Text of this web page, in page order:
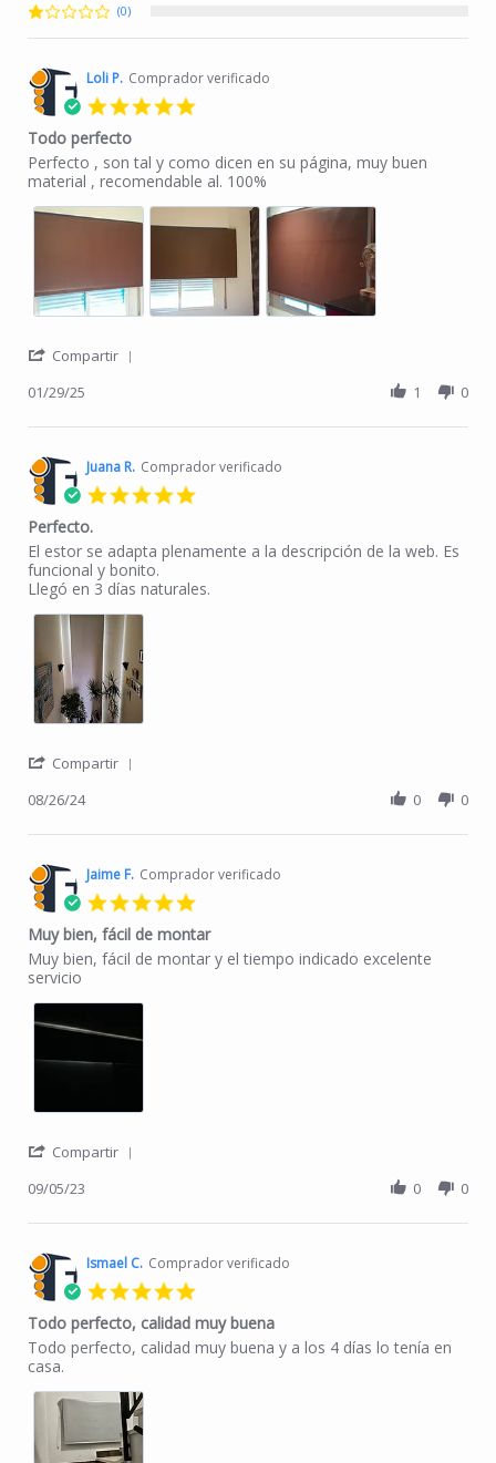
(0)
Loli P. Comprador verificado
Todo perfecto
Review by Loli P. on 29 Jan 2025
review stating Todo perfecto
Perfecto , son tal y como dicen en su página, muy buen
material , recomendable al. 100%
Compartir
01/29/25 1 0
Juana R. Comprador verificado
Perfecto.
Review by Juana R. on 26 Aug 2024
review stating Perfecto.
El estor se adapta plenamente a la descripción de la web. Es
funcional y bonito.
Llegó en 3 días naturales.
Compartir
08/26/24 0 0
Jaime F. Comprador verificado
Muy bien, fácil de montar
Review by Jaime F. on 5 Sep 2023
review stating Muy bien, fácil de montar
Muy bien, fácil de montar y el tiempo indicado excelente
servicio
Compartir
09/05/23 0 0
Ismael C. Comprador verificado
Todo perfecto, calidad muy buena
Review by Ismael C. on 30 Jan 2023
review stating Todo perfecto, calidad muy buena
Todo perfecto, calidad muy buena y a los 4 días lo tenía en
casa.